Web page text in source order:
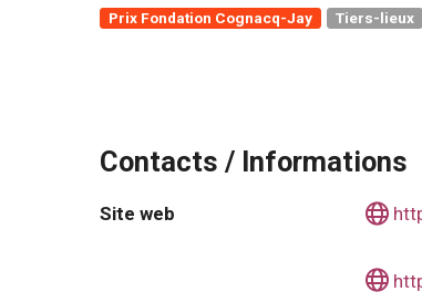
Prix Fondation Cognacq-Jay Tiers-lieux
Contacts / Informations
Site web